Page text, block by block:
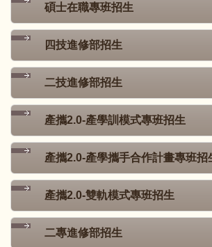
碩士在職專班招生
四技進修部招生
二技進修部招生
產攜2.0-產學訓模式專班招生
產攜2.0-產學攜手合作計畫專班招
產攜2.0-雙軌模式專班招生
二專進修部招生